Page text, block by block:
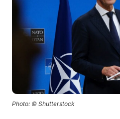
Photo: © Shutterstock